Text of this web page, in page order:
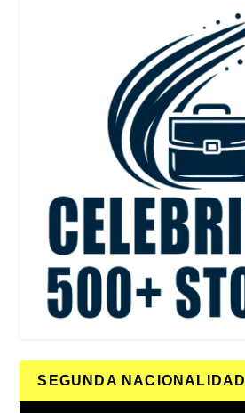
SEGUNDA NACIONALIDAD